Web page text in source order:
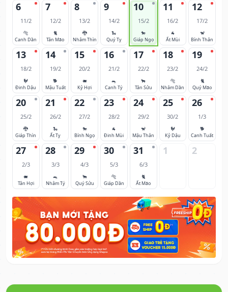
6
11/2
🐅
Canh Dần
7
12/2
🐈
Tân Mão
8
13/2
🐉
Nhâm Thìn
9
14/2
🐍
Quý Tỵ
10
15/2
🐎
Giáp Ngọ
11
16/2
🐐
Ất Mùi
12
17/2
🐒
Bính Thân
13
18/2
🐓
Đinh Dậu
14
19/2
🐕
Mậu Tuất
15
20/2
🐖
Kỷ Hợi
16
21/2
🐀
Canh Tý
17
22/2
🐂
Tân Sửu
18
23/2
🐅
Nhâm Dần
19
24/2
🐈
Quý Mão
20
25/2
🐉
Giáp Thìn
21
26/2
🐍
Ất Tỵ
22
27/2
🐎
Bính Ngọ
23
28/2
🐐
Đinh Mùi
24
29/2
🐒
Mậu Thân
25
30/2
🐓
Kỷ Dậu
26
1/3
🐕
Canh Tuất
27
2/3
🐖
Tân Hợi
28
3/3
🐀
Nhâm Tý
29
4/3
🐂
Quý Sửu
30
5/3
🐅
Giáp Dần
31
6/3
🐈
Ất Mão
1 2